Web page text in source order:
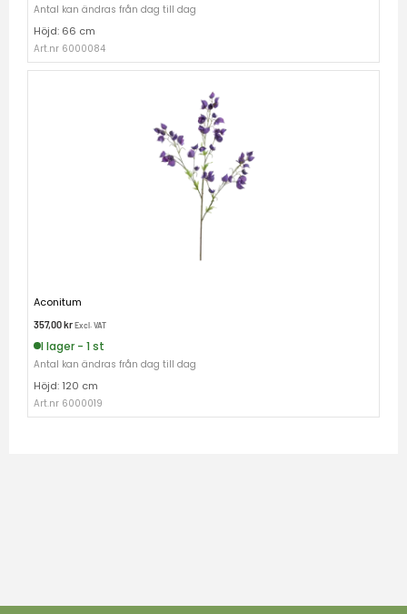
Antal kan ändras från dag till dag
Höjd: 66 cm
Art.nr 6000084
Aconitum
357,00krExcl. VAT
I lager - 1 st
Antal kan ändras från dag till dag
Höjd: 120 cm
Art.nr 6000019